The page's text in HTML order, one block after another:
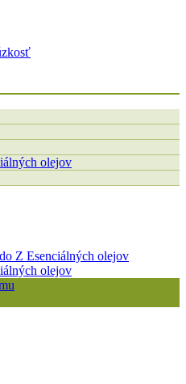
olejov
Z Esenciálných olejov
olejov